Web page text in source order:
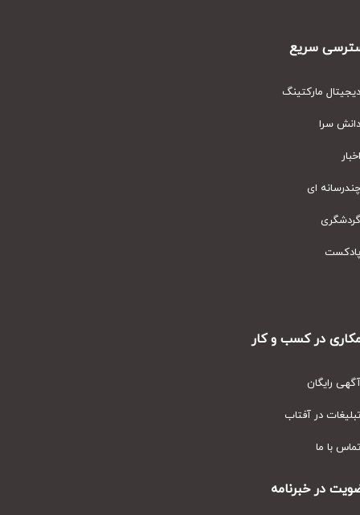
سریع
مارکتینگ
سرا
ای
در کسب و کار
رایگان
در آفتاب
با ما
در خبرنامه